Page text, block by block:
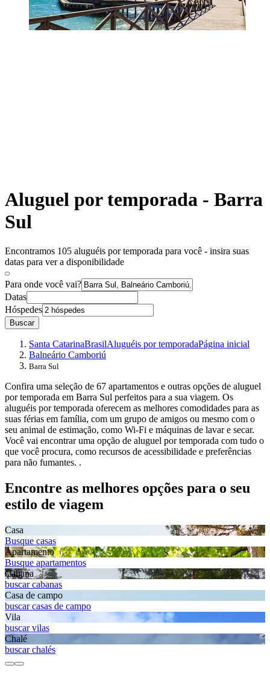
Aluguel por temporada - Barra
Sul
Encontramos 105 aluguéis por temporada para você - insira suas
datas para ver a disponibilidade
Para onde você vai?
Datas
Hóspedes
Buscar
Santa CatarinaBrasilAluguéis por temporadaPágina inicial
Balneário Camboriú
Barra Sul
Confira uma seleção de 67 apartamentos e outras opções de aluguel
por temporada em Barra Sul perfeitos para a sua viagem. Os
aluguéis por temporada oferecem as melhores comodidades para as
suas férias em família, com um grupo de amigos ou mesmo com o
seu animal de estimação, como Wi-Fi e máquinas de lavar e secar.
Você vai encontrar uma opção de aluguel por temporada com tudo o
que você procura, como recursos de acessibilidade e preferências
para não fumantes. .
Encontre as melhores opções para o seu
estilo de viagem
Casa
Busque casas
Apartamento
Busque apartamentos
Cabana
buscar cabanas
Casa de campo
buscar casas de campo
Vila
buscar vilas
Chalé
buscar chalés